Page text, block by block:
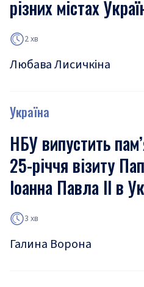
різних містах
2 хв
Любава Лисичкіна
Україна
НБУ випустить
25-річчя візиту
Іоанна Павла ІІ в
3 хв
Галина Ворона